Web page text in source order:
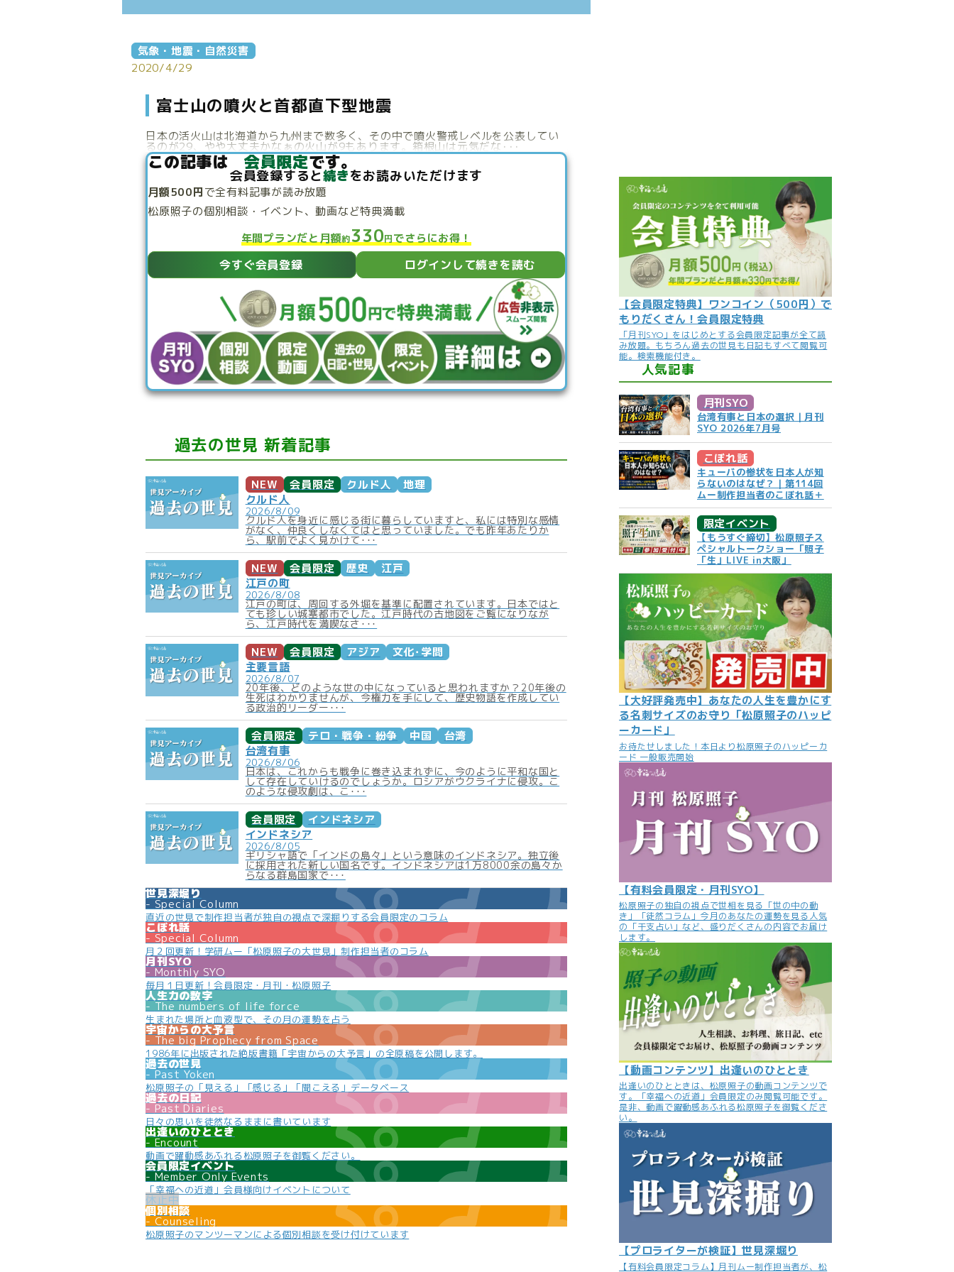
よくある質問
気象・地震・自然災害
2020/4/29
富士山の噴火と首都直下型地震
日本の活火山は北海道から九州まで数多く、その中で噴火警戒レベルを公表してい
るのが29、やや大丈夫かなぁの火山が9もあります。箱根山は元気だな･･･
この記事は 会員限定です。
会員登録すると続きをお読みいただけます
月額500円で全有料記事が読み放題
松原照子の個別相談・ イベント、動画など特典満載
年間プランだと月額約330円でさらにお得！
今すぐ会員登録 ログインして続きを読む
過去の世見 新着記事
NEW 会員限定 クルド人
地理
クルド人
2026/8/09
クルド人を身近に感じる街に暮らしていますと、私には特別な感情
がなく、仲良くしなくてはと思っていました。でも昨年あたりか
ら、駅前でよく見かけて･･･
NEW 会員限定 歴史
江戸
江戸の町
2026/8/08
江戸の町は、周回する外堀を基準に配置されています。日本ではと
ても珍しい城塞都市でした。江戸時代の古地図をご覧になりなが
ら、江戸時代を満喫なさ･･･
NEW 会員限定 アジア
文化･学問
主要言語
2026/8/07
20年後、どのような世の中になっていると思われますか？20年後の
生死はわかりませんが、今権力を手にして、歴史物語を作成してい
る政治的リーダー･･･
会員限定 テロ・戦争・紛争 中国
台湾
台湾有事
2026/8/06
日本は、これからも戦争に巻き込まれずに、今のように平和な国と
して存在していけるのでしょうか。ロシアがウクライナに侵攻。こ
のような侵攻劇は、こ･･･
会員限定
インドネシア
インドネシア
2026/8/05
ギリシャ語で「インドの島々」という意味のインドネシア。独立後
に採用された新しい国名です。インドネシアは1万8000余の島々か
らなる群島国家で･･･
世見深堀り
Special Column
直近の世見で制作担当者が独自の視点で深掘りする会員限定のコラム
こぼれ話
Special Column
月２回更新！学研ムー「松原照子の大世見」制作担当者のコラム
月刊SYO
Monthly SYO
毎月１日更新！会員限定・月刊・松原照子
人生力の数字
The numbers of life force
生まれた場所と血液型で、その月の運勢を占う
宇宙からの大予言
The big Prophecy from Space
1986年に出版された絶版書籍「宇宙からの大予言」の全原稿を公開します。
過去の世見
Past Yoken
松原照子の「見える」「感じる」「聞こえる」データベース
過去の日記
Past Diaries
日々の思いを徒然なるままに書いています
出逢いのひととき
Encount
動画で躍動感あふれる松原照子を御覧ください。
会員限定イベント
Member Only Events
「幸福への近道」会員様向けイベントについて
個別相談
Counseling
松原照子のマンツーマンによる個別相談を受け付けています
【会員限定特典】ワンコイン（500円）で
もりだくさん！会員限定特典
「月刊SYO」をはじめとする会員限定記事が全て読
み放題。もちろん過去の世見も日記もすべて閲覧可
能。検索機能付き。
人気記事
月刊SYO
台湾有事と日本の選択｜月刊
SYO 2026年7月号
こぼれ話
キューバの惨状を日本人が知
らないのはなぜ？｜第114回
ムー制作担当者のこぼれ話＋
限定イベント
【もうすぐ締切】松原照子ス
ペシャルトークショー「照子
「生」LIVE in大阪」
【大好評発売中】あなたの人生を豊かにす
る名刺サイズのお守り「松原照子のハッピ
ーカード」
お待たせしました！本日より松原照子のハッピーカ
ード 一般販売開始
【有料会員限定・月刊SYO】
松原照子の独自の視点で世相を見る「世の中の動
き」「徒然コラム」今月のあなたの運勢を見る人気
の「干支占い」など、盛りだくさんの内容でお届け
します。
【動画コンテンツ】出逢いのひととき
出逢いのひとときは、松原照子の動画コンテンツで
す。「幸福への近道」会員限定のみ閲覧可能です。
是非、動画で躍動感あふれる松原照子を御覧くださ
い。
【プロライターが検証】世見深堀り
【有料会員限定コラム】月刊ムー制作担当者が、松